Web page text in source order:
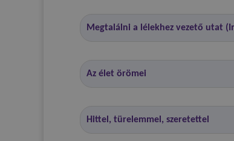
Megtalálni a lélekhez vezető utat
Az élet örömei
Hittel, türelemmel, szeretettel